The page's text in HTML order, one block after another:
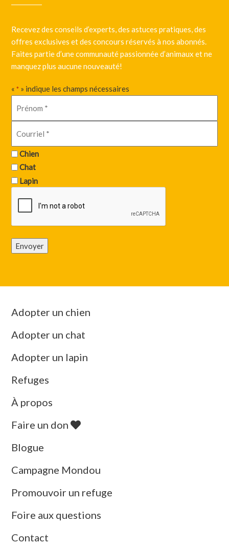
Recevez des conseils d’experts, des astuces pratiques, des
offres exclusives et des concours réservés à nos abonnés.
Faites partie d’une communauté passionnée d’animaux et ne
manquez plus aucune nouveauté!
«* » indique les champs nécessaires
Chien
Chat
Lapin
Envoyer
Adopter un chien
Adopter un chat
Adopter un lapin
Refuges
À propos
Faire un don
Blogue
Campagne Mondou
Promouvoir un refuge
Foire aux questions
Contact